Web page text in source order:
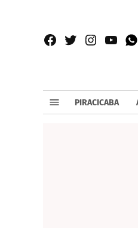
Facebook
TwitterInstagram
PIRACICABA